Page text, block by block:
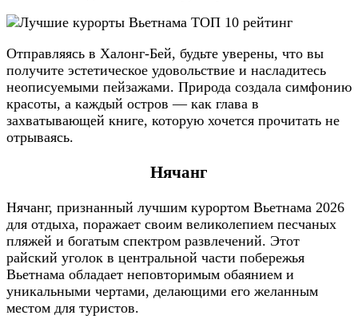
Отправляясь в Халонг-Бей, будьте уверены, что вы
получите эстетическое удовольствие и насладитесь
неописуемыми пейзажами. Природа создала симфонию
красоты, а каждый остров — как глава в
захватывающей книге, которую хочется прочитать не
отрываясь.
Нячанг
Нячанг, признанный лучшим курортом Вьетнама 2026
для отдыха, поражает своим великолепием песчаных
пляжей и богатым спектром развлечений. Этот
райский уголок в центральной части побережья
Вьетнама обладает неповторимым обаянием и
уникальными чертами, делающими его желанным
местом для туристов.